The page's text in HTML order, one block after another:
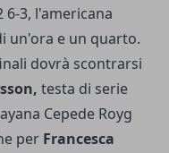
3, l'americana
un'ora e un quarto.
dovrà scontrarsi
testa di serie
Cepede Royg
per Francesca